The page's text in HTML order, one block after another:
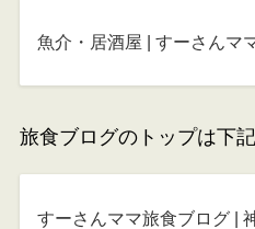
魚介・居酒屋 | すーさんマ
旅食ブログのトップは下
すーさんママ旅食ブログ |